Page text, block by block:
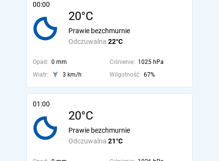
00:00
20°C
Odczuwalna 22°C
Prawie bezchmurnie
Opad: 0 mm Ciśnienie: 1025 hPa
Wiatr:
3 km/h Wilgotność: 67%
01:00
20°C
Odczuwalna 21°C
Prawie bezchmurnie